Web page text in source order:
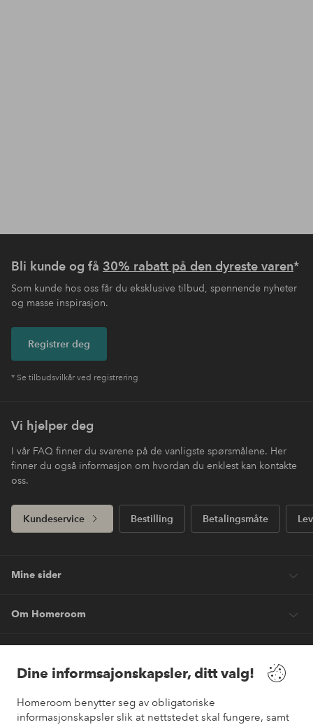
Dine informsajonskapsler, ditt valg!
Homeroom benytter seg av obligatoriske
informasjonskapsler slik at nettstedet skal fungere, samt
Bli kunde og få 30% rabatt på den dyreste varen*
Som kunde hos oss får du eksklusive tilbud, spennende nyheter
og masse inspirasjon.
Registrer deg
* Se tilbudsvilkår ved registrering
Vi hjelper deg
I vår FAQ finner du svarene på de vanligste spørsmålene. Her
finner du også informasjon om hvordan du enklest kan kontakte
oss.
Kundeservice Bestilling Betalingsmåte
Mine sider
Om Homeroom